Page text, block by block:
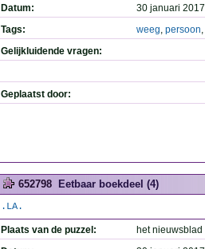
Datum:
30 januari
Tags:
weeg, persoon,
Gelijkluidende vragen:
Geplaatst door:
652798 Eetbaar boekdeel (4)
.LA.
Plaats van de puzzel:
het nieuwsblad